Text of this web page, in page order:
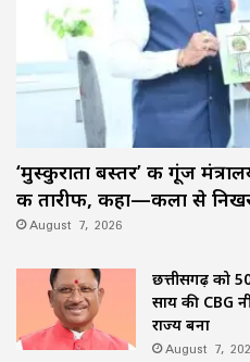
‘मुस्कुराता बस्तर’ की गूंज
की तारीफ, कहा—कला से
August 7, 2026
छत्तीसगढ़ को
साय की CBG
राज्य बना
August 7,